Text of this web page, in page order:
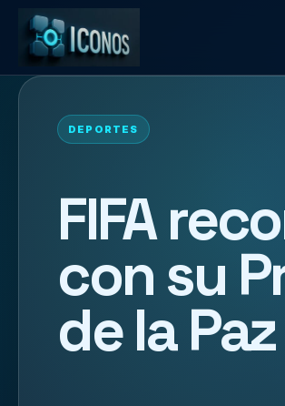
DEPORTES
FIFA
con su
de la Paz